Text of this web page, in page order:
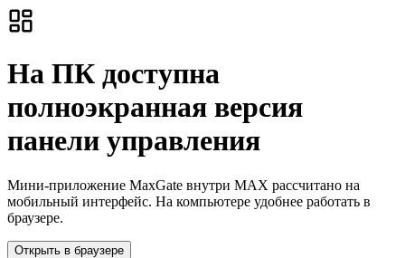
На ПК доступна
полноэкранная версия
панели управления
Мини-приложение MaxGate внутри MAX рассчитано на
мобильный интерфейс. На компьютере удобнее работать в
браузере.
Открыть в браузере